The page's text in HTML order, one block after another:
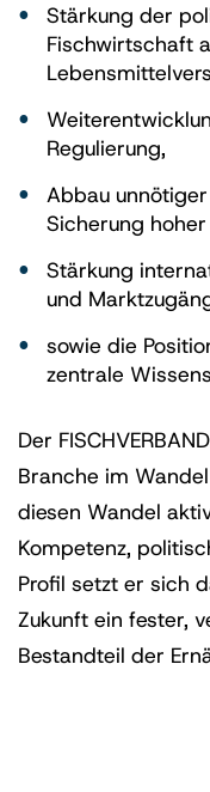
Stärkung der
Fischwirtschaft
Regulierung,
Abbau
Sicherung
Stärkung
und
sowie die
zentrale
Der
Branche im
diesen Wandel
Kompetenz,
Profil setzt er sich
Zukunft ein fester,
Bestandteil der